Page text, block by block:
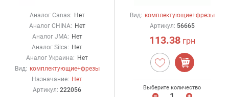
Аналог Canas: Нет
Аналог CHINA: Нет
Аналог JMA: Нет
Аналог Silca: Нет
Аналог Украина: Нет
Вид: комплектующие+фрезы
Назначание: Нет
Артикул: 222056
Вид: комплектующие+фрезы
Артикул: 56665
113.38грн
Выберите количество